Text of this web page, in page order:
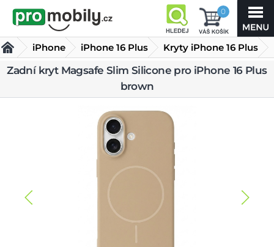
0
iPhone iPhone 16 Plus Kryty iPhone 16 Plus
Zadní kryt Magsafe Slim Silicone pro iPhone 16 Plus brown
Zadní kryt Magsafe Slim Silicone pro iPhone 16 Plus
brown